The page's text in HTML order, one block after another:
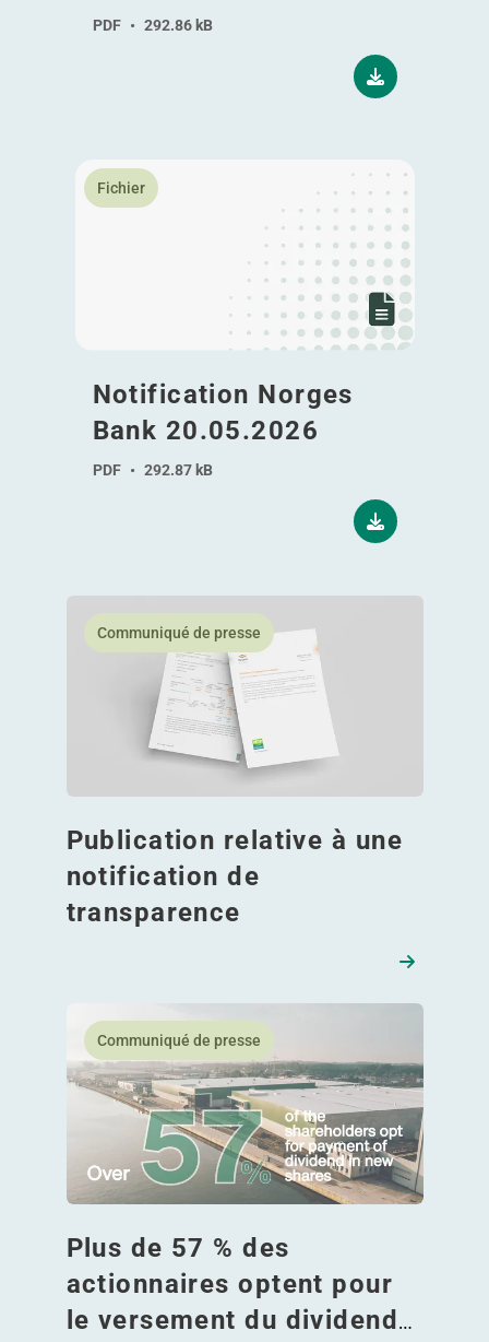
PDF • 292.86 kB
Fichier
Notification Norges
Bank 20.05.2026
PDF • 292.87 kB
En savoir plus Notification Norges Bank 20.05.2026
Communiqué de presse
Publication relative à une
notification de
transparence
Communiqué de presse
Plus de 57 % des
actionnaires optent pour
le versement du dividende
En savoir plus Plus de 57 % des actionnaires